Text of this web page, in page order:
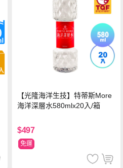
【光隆海洋生技】特蒂斯More
海洋深層水580mlx20入/箱
$497
免運